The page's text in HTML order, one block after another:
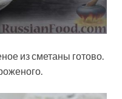
из сметаны готово.